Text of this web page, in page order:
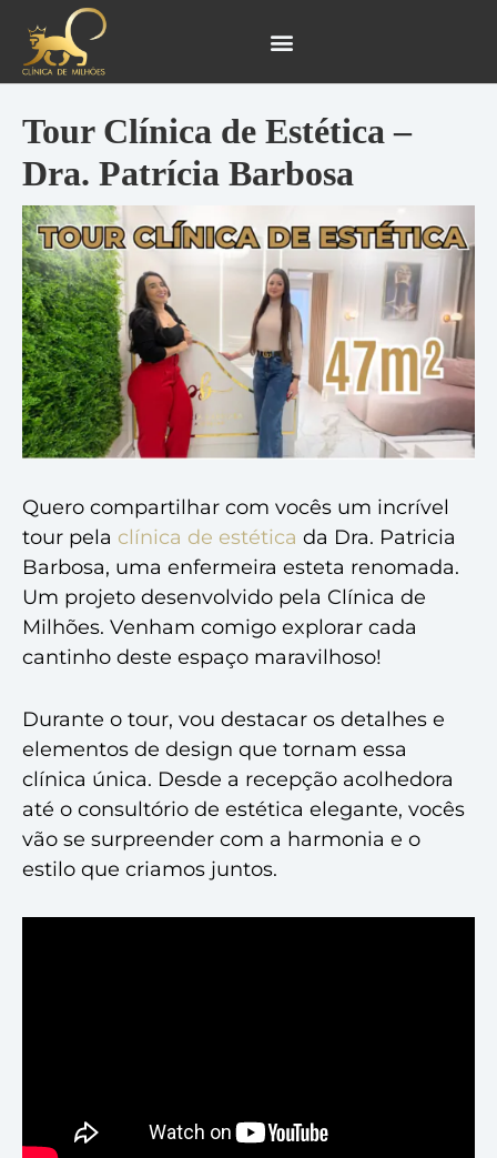
para
conteúdo
Tour Clínica de Estética –
Dra. Patrícia Barbosa
Quero compartilhar com vocês um incrível
tour pela clínica de estética da Dra. Patricia
Barbosa, uma enfermeira esteta renomada.
Um projeto desenvolvido pela Clínica de
Milhões. Venham comigo explorar cada
cantinho deste espaço maravilhoso!
Durante o tour, vou destacar os detalhes e
elementos de design que tornam essa
clínica única. Desde a recepção acolhedora
até o consultório de estética elegante, vocês
vão se surpreender com a harmonia e o
estilo que criamos juntos.
Navegação
de
Post